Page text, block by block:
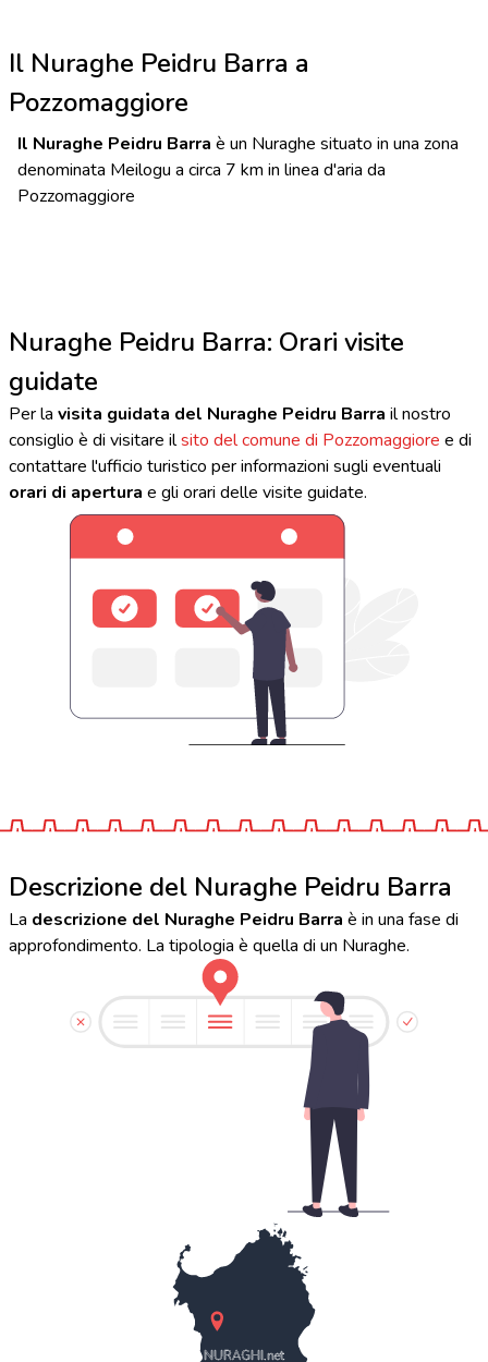
Il Nuraghe Peidru Barra a
Pozzomaggiore
Il Nuraghe Peidru Barra è un Nuraghe situato in una zona
denominata Meilogu a circa 7 km in linea d'aria da
Pozzomaggiore
Nuraghe Peidru Barra: Orari visite
guidate
Per la visita guidata del Nuraghe Peidru Barra il nostro
consiglio è di visitare ilsito del comune di Pozzomaggiore e di
contattare l'ufficio turistico per informazioni sugli eventuali
orari di apertura e gli orari delle visite guidate.
Descrizione del Nuraghe Peidru Barra
La descrizione del Nuraghe Peidru Barra è in una fase di
approfondimento. La tipologia è quella di un Nuraghe.
NURAGHI.net